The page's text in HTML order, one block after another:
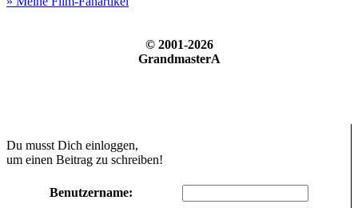
© 2001-2026
GrandmasterA
Du musst Dich einloggen,
um einen Beitrag zu schreiben!
Benutzername: